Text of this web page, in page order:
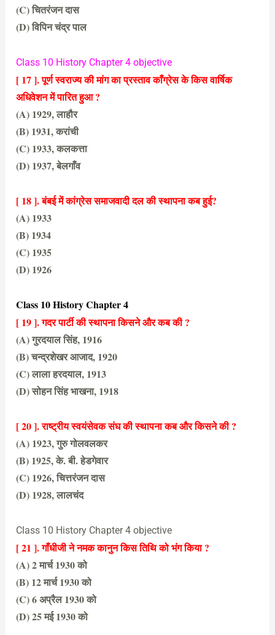
(C) चितरंजन दास
(D) विपिन चंद्र पाल
Class 10 History Chapter 4 objective
[ 17 ]. पूर्ण स्वराज्य की मांग का प्रस्ताव काँग्रेस के किस वार्षिक
अधिवेशन में पारित हुआ ?
(A) 1929, लाहौर
(B) 1931, करांची
(C) 1933, कलकत्ता
(D) 1937, बेलगाँव
[ 18 ]. बंबई में कांग्रेस समाजवादी दल की स्थापना कब हुई?
(A) 1933
(B) 1934
(C) 1935
(D) 1926
Class 10 History Chapter 4
[ 19 ]. गदर पार्टी की स्थापना किसने और कब की ?
(A) गुरदयाल सिंह, 1916
(B) चन्द्रशेखर आजाद, 1920
(C) लाला हरदयाल, 1913
(D) सोहन सिंह भाखना, 1918
[ 20 ]. राष्ट्रीय स्वयंसेवक संघ की स्थापना कब और किसने की ?
(A) 1923, गुरु गोलवलकर
(B) 1925, के. बी. हेडगेवार
(C) 1926, चित्तरंजन दास
(D) 1928, लालचंद
Class 10 History Chapter 4 objective
[ 21 ]. गाँधीजी ने नमक कानुन किस तिथि को भंग किया ?
(A) 2 मार्च 1930 को
(B) 12 मार्च 1930 को
(C) 6 अप्रैल 1930 को
(D) 25 मई 1930 को